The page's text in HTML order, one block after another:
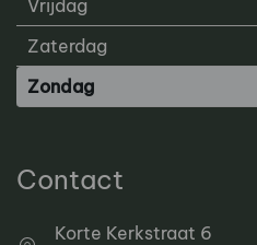
Vrijdag
Zaterdag
Zondag
Contact
Korte Kerkstraat 6